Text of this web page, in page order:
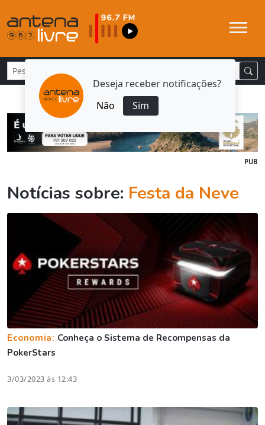
Deseja receber notificações?
Não
Sim
PUB
Notícias sobre: Festa da Neve
Economia: Conheça o Sistema de Recompensas da
PokerStars
3/03/2023 às 12:43